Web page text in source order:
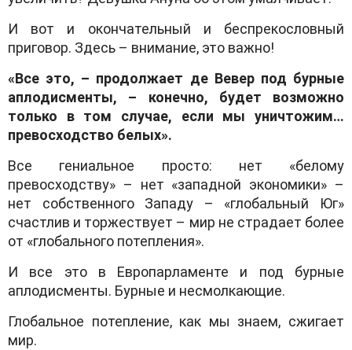
И вот и окончательный и беспрекословный
приговор. Здесь – внимание, это важно!
«Все это, – продолжает де Вевер под бурные
аплодисменты, – конечно, будет возможно
только в том случае, если мы уничтожим…
превосходство белых».
Все гениальное просто: нет «белому
превосходству» – нет «западной экономики» –
нет собственного Западу – «глобальный Юг»
счастлив и торжествует – мир не страдает более
от «глобального потепления».
И все это в Европарламенте и под бурные
аплодисменты. Бурные и несмолкающие.
Глобальное потепление, как мы знаем, сжигает
мир.